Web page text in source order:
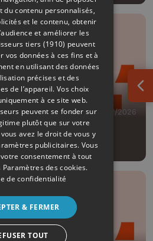
27/07/2026
la mi-journée -
du contenu personnalisés,
et le contenu, obtenir
et améliorer les
tiers (1910) peuvent
vos données à ces fins et à
en utilisant des données
précises et des
de l’appareil. Vos choix
à ce site web.
peuvent se fonder sur
plutôt que sur votre
avez le droit de vous y
publicitaires. Vous
consentement à tout
Paramètres des cookies.
de confidentialité
& FERMER
TOUT